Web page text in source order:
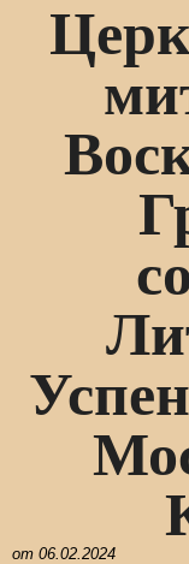
от 06.02.2024